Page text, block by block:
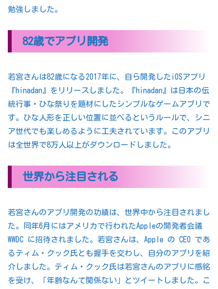
勉強しました。
82歳でアプリ開発
若宮さんは82歳になる2017年に、自ら開発したiOSアプリ
『hinadan』をリリースしました。『hinadan』は日本の伝
統行事・ひな祭りを題材にしたシンプルなゲームアプリで
す。ひな人形を正しい位置に並べるというルールで、シニ
ア世代でも楽しめるように工夫されています。このアプリ
は全世界で8万人以上がダウンロードしました。
世界から注目される
若宮さんのアプリ開発の功績は、世界中から注目されまし
た。同年6月にはアメリカで行われたAppleの開発者会議
WWDC に招待されました。若宮さんは、Apple の CEO であ
るティム・クック氏とも握手を交わし、自分のアプリを紹
介しました。ティム・クック氏は若宮さんのアプリに感銘
を受け、「年齢なんて関係ない」とツイートしました。こ